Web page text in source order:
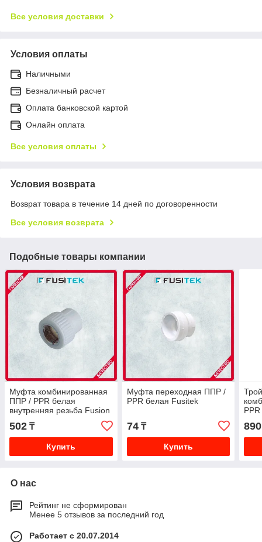
Все условия доставки
Условия оплаты
Наличными
Безналичный расчет
Оплата банковской картой
Онлайн оплата
Все условия оплаты
Условия возврата
Возврат товара в течение 14 дней по договоренности
Все условия возврата
Подобные товары компании
Муфта комбинированная
ППР / PPR белая
внутренняя резьба Fusion
502 ₸
Купить
Муфта переходная ППР /
PPR белая Fusitek
74₸
Купить
890
О нас
Рейтинг не сформирован
Менее 5 отзывов за последний год
Работает с 20.07.2014